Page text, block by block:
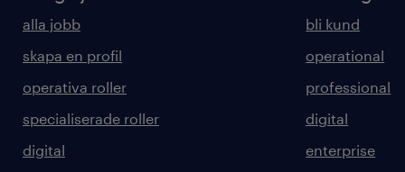
alla jobb
skapa en profil
operativa roller
specialiserade roller
digital
bli kund
operational
professional
digital
enterprise